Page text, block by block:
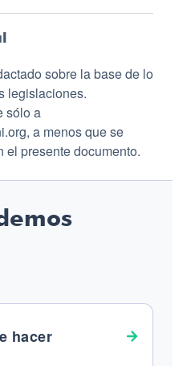
sobre la base de lo
legislaciones.
sólo a
a menos que se
el presente documento.
hacer